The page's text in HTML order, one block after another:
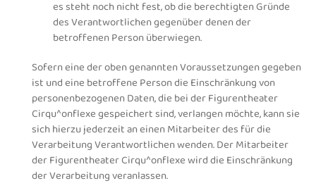
es steht noch nicht fest, ob die berechtigten Gründe
des Verantwortlichen gegenüber denen der
betroffenen Person überwiegen.
Sofern eine der oben genannten Voraussetzungen gegeben
ist und eine betroffene Person die Einschränkung von
personenbezogenen Daten, die bei der Figurentheater
Cirqu^onflexe gespeichert sind, verlangen möchte, kann sie
sich hierzu jederzeit an einen Mitarbeiter des für die
Verarbeitung Verantwortlichen wenden. Der Mitarbeiter
der Figurentheater Cirqu^onflexe wird die Einschränkung
der Verarbeitung veranlassen.